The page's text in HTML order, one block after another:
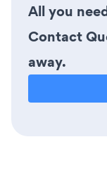
All you
Contact
away.